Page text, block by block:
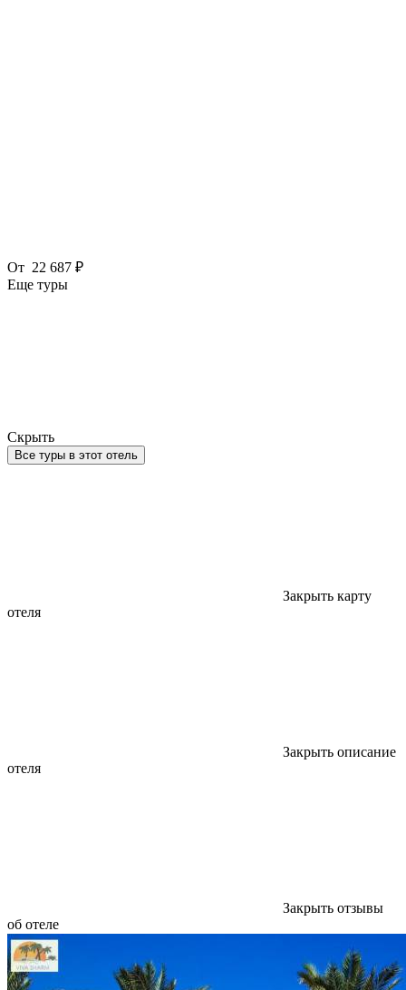
От 22 687 ₽
Еще туры
Скрыть
Все туры в этот отель
Закрыть карту
отеля
Закрыть описание
отеля
Закрыть отзывы
об отеле